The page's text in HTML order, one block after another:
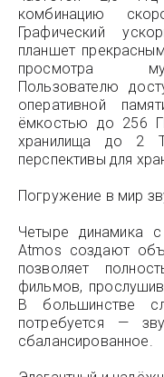
комбинацию
Графический
планшет
просмотра
Пользователю
оперативной
ёмкостью до 256
хранилища до 2
перспективы для
Погружение в мир
Четыре динамика
Atmos создают
позволяет
фильмов,
В большинстве
потребуется —
сбалансированное.